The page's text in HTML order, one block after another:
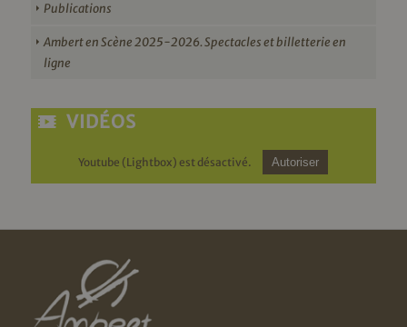
Publications
Ambert en Scène 2025-2026. Spectacles et billetterie en
ligne
VIDÉOS
Youtube (Lightbox) est désactivé. Autoriser